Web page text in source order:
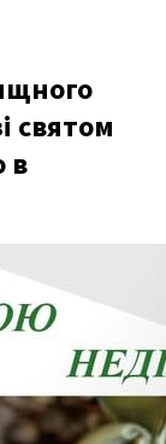
святом
в